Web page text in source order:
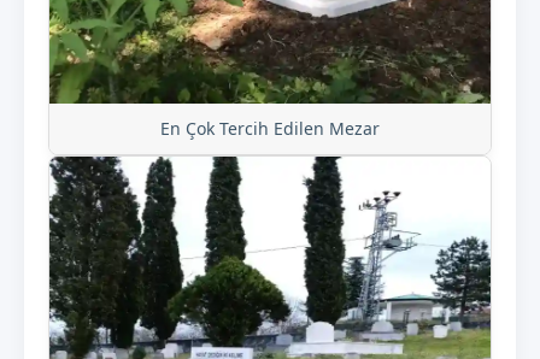
En Çok Tercih Edilen Mezar